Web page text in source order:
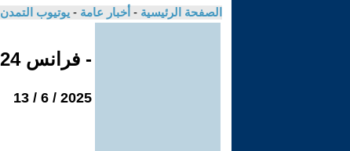
الصفحة الرئيسية - أخبار عامة - يوتيوب التمدن
- فرانس 24
2025 / 6 / 13